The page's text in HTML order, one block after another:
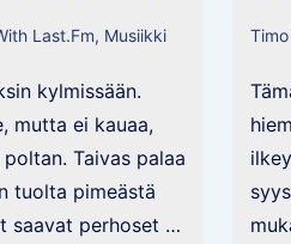
Last.fm, Musiikki
kylmissään.
mutta ei kauaa,
Taivas palaa
tuolta pimeästä
saavat perhoset …